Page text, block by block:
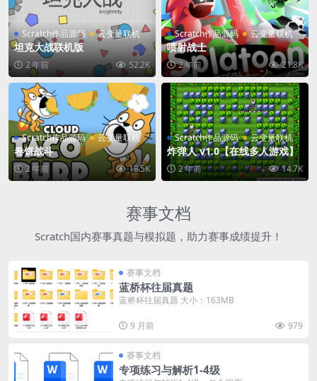
Scratch作品源码 云变量联机
坦克大战联机版
2 年前 52.2K
Scratch作品源码 云变量联机
喷射战士
2 年前 21.8K
Scratch作品源码 云变量联机
卷饼战斗
2 年前 18.5K
Scratch作品源码 云变量联机
炸弹人 v1.0【在线多人游戏】
2 年前 14.7K
赛事文档
Scratch国内赛事真题与模拟题，助力赛事成绩提升！
赛事文档
蓝桥杯往届真题
蓝桥杯往届真题 大小：163MB
9 月前 979
赛事文档
专项练习与解析1-4级